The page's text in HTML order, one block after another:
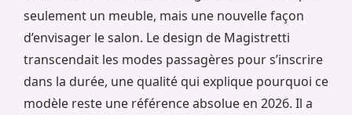
seulement un meuble, mais une nouvelle façon
d’envisager le salon. Le design de Magistretti
transcendait les modes passagères pour s’inscrire
dans la durée, une qualité qui explique pourquoi ce
modèle reste une référence absolue en 2026. Il a